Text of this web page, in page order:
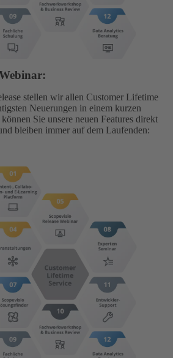
stellen wir allen Customer Lifetime
Neuerungen in einem kurzen
Sie unsere neuen Features direkt
bleiben immer auf dem Laufenden: